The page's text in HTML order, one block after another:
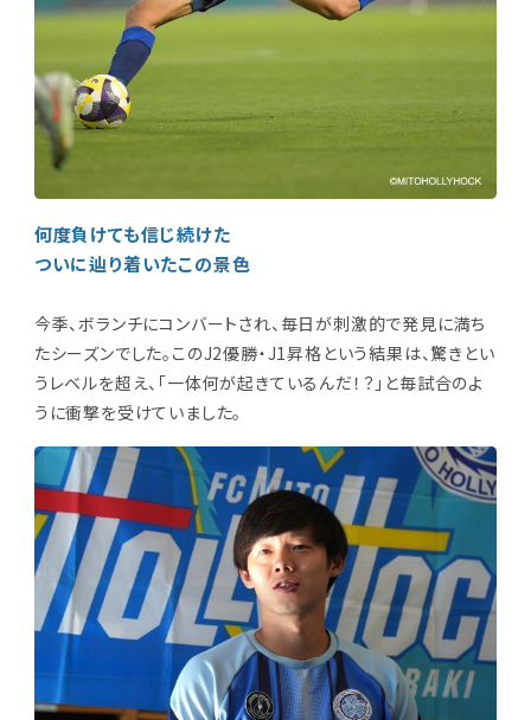
何度負けても信じ続けた
ついに辿り着いたこの景色
今季、ボランチにコンバートされ、毎日が刺激的で発見に満ち
たシーズンでした。このJ2優勝・J1昇格という結果は、驚きとい
うレベルを超え、「一体何が起きているんだ！？」と毎試合のよ
うに衝撃を受けていました。